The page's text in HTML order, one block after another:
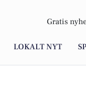
Gratis
LOKALT NYT